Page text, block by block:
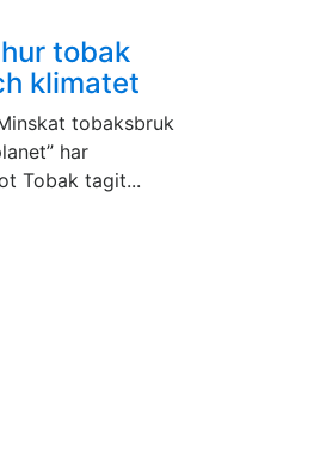
tobak
klimatet
tobaksbruk
har
Tobak tagit...